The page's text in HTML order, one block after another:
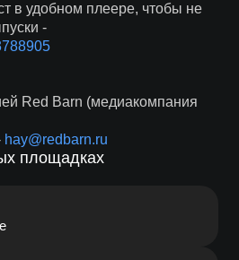
в удобном плеере, чтобы не
-
Red Barn (медиакомпания
hay@redbarn.ru
площадках